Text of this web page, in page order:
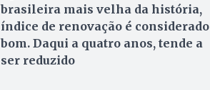
brasileira mais velha da história,
índice de renovação é considerado
bom. Daqui a quatro anos, tende a
ser reduzido